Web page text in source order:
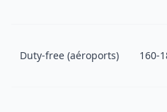
Duty-free (aéroports) 160-